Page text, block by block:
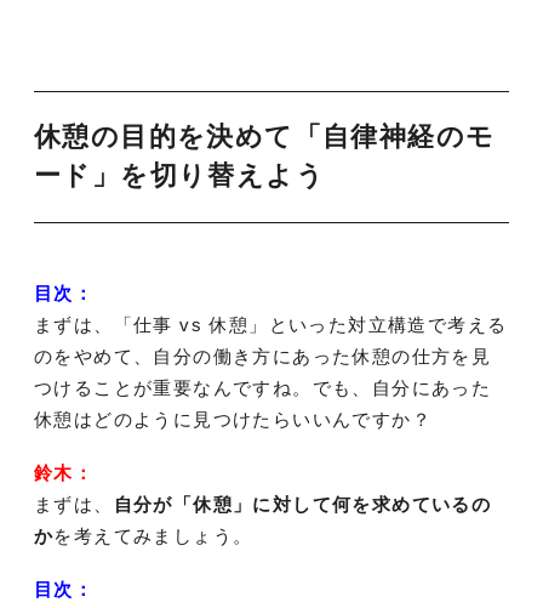
休憩の目的を決めて「自律神経のモ
ード」を切り替えよう
目次：
まずは、「仕事 vs 休憩」といった対立構造で考える
のをやめて、自分の働き方にあった休憩の仕方を見
つけることが重要なんですね。でも、自分にあった
休憩はどのように見つけたらいいんですか？
鈴木：
まずは、
自分が「休憩」に対して何を求めているの
かを考えてみましょう。
目次：